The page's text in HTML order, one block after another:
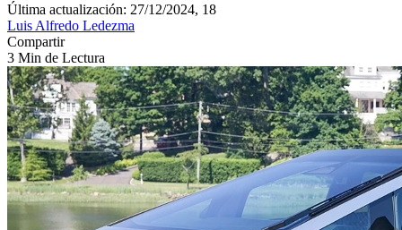
Última actualización: 27/12/2024, 18
Luis Alfredo Ledezma
Compartir
3 Min de Lectura